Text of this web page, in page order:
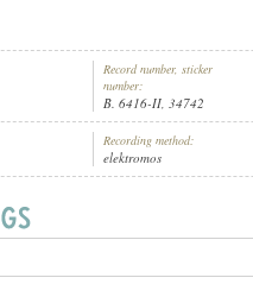
Record number, sticker
number:
B. 6416-II, 34742
Recording method:
elektromos